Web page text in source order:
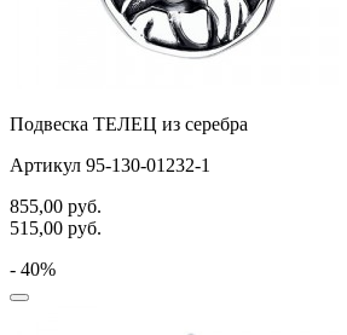
Подвеска ТЕЛЕЦ из серебра
Артикул 95-130-01232-1
855,00 руб.
515,00 руб.
- 40%